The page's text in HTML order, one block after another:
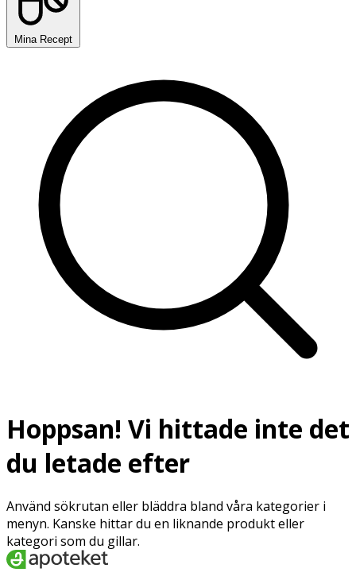
Mina Recept
Hoppsan! Vi hittade inte det
du letade efter
Använd sökrutan eller bläddra bland våra kategorier i
menyn. Kanske hittar du en liknande produkt eller
kategori som du gillar.